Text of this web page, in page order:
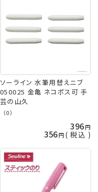
ソーライン 水筆用替えニブ
050025 金亀 ネコポス可 手
芸の山久
（0）
396
356 税込